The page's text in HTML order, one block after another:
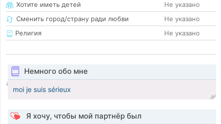
Хотите иметь детей
Не указано
Сменить город/страну ради любви
Не указано
Религия
Не указано
Немного обо мне
moi je suis sérieux
Я хочу, чтобы мой партнёр был